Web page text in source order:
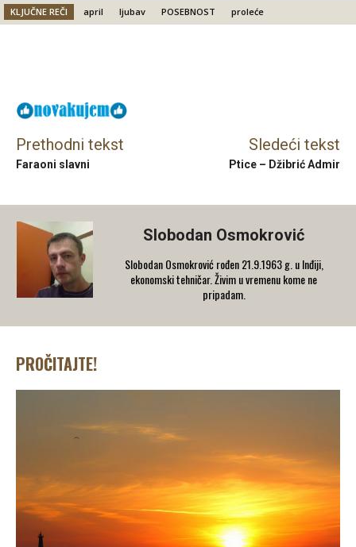
KLJUČNE REČI april ljubav POSEBNOST proleće
Prethodni tekst
Faraoni slavni
Sledeći tekst
Ptice – Džibrić Admir
Slobodan Osmokrović
Slobodan Osmokrović rođen 21.9.1963 g. u Inđiji,
ekonomski tehničar. Živim u vremenu kome ne
pripadam.
PROČITAJTE!